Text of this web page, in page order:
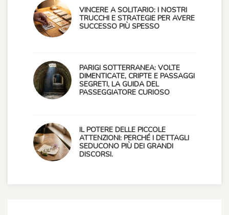
VINCERE A SOLITARIO: I NOSTRI
TRUCCHI E STRATEGIE PER AVERE
SUCCESSO PIÙ SPESSO
PARIGI SOTTERRANEA: VOLTE
DIMENTICATE, CRIPTE E PASSAGGI
SEGRETI, LA GUIDA DEL
PASSEGGIATORE CURIOSO
IL POTERE DELLE PICCOLE
ATTENZIONI: PERCHÉ I DETTAGLI
SEDUCONO PIÙ DEI GRANDI
DISCORSI.